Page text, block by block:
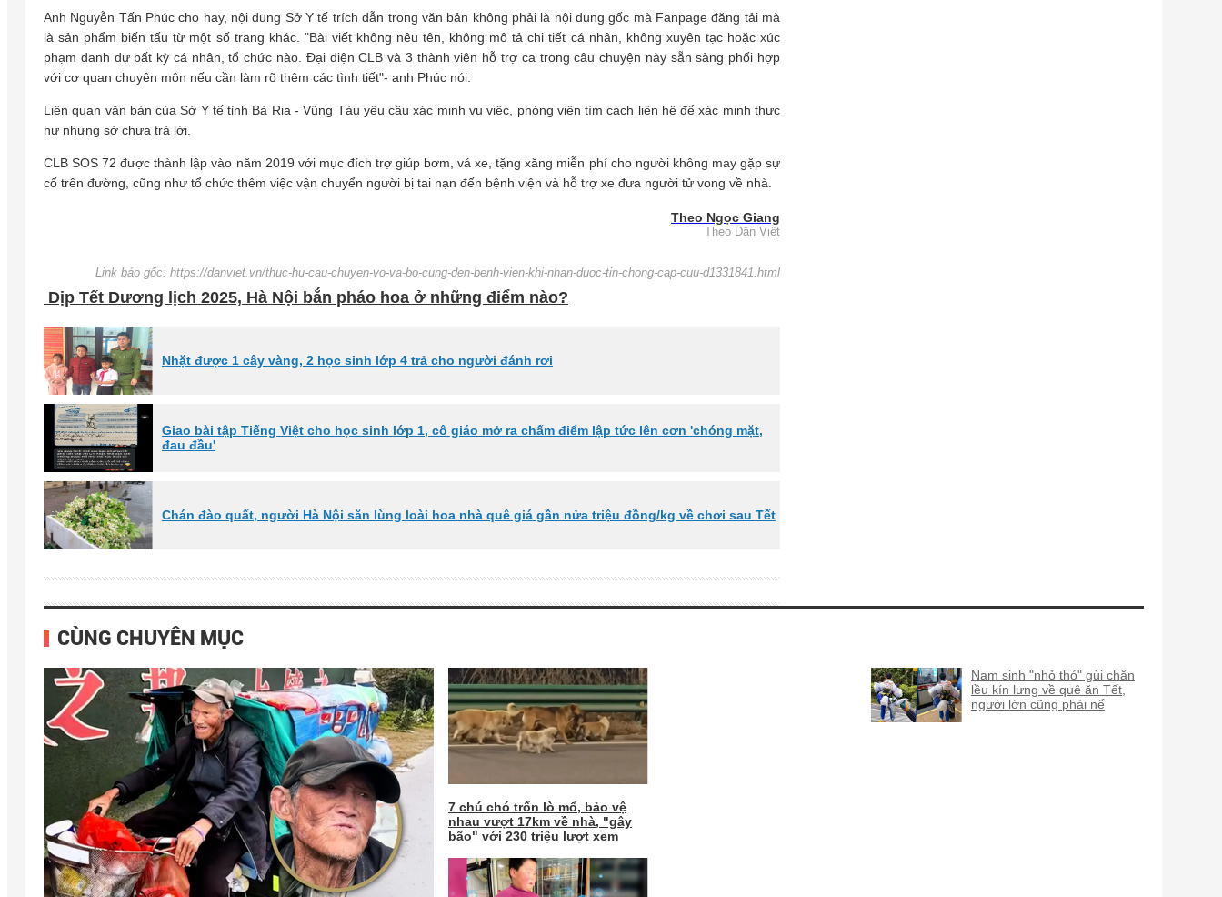
Anh Nguyễn Tấn Phúc cho hay, nội dung Sở Y tế trích dẫn trong văn bản không phải là nội dung gốc mà Fanpage đăng tải mà
là sản phẩm biến tấu từ một số trang khác. "Bài viết không nêu tên, không mô tả chi tiết cá nhân, không xuyên tạc hoặc xúc
phạm danh dự bất kỳ cá nhân, tổ chức nào. Đại diện CLB và 3 thành viên hỗ trợ ca trong câu chuyện này sẵn sàng phối hợp
với cơ quan chuyên môn nếu cần làm rõ thêm các tình tiết"- anh Phúc nói.
Liên quan văn bản của Sở Y tế tỉnh Bà Rịa - Vũng Tàu yêu cầu xác minh vụ việc, phóng viên tìm cách liên hệ để xác minh thực
hư nhưng sở chưa trả lời.
CLB SOS 72 được thành lập vào năm 2019 với mục đích trợ giúp bơm, vá xe, tặng xăng miễn phí cho người không may gặp sự
cố trên đường, cũng như tổ chức thêm việc vận chuyển người bị tai nạn đến bệnh viện và hỗ trợ xe đưa người tử vong về nhà.
Theo Ngọc Giang
Theo Dân Việt
Link báo gốc: https://danviet.vn/thuc-hu-cau-chuyen-vo-va-bo-cung-den-benh-vien-khi-nhan-duoc-tin-chong-cap-cuu-d1331841.html
Dịp Tết Dương lịch 2025, Hà Nội bắn pháo hoa ở những điểm nào?
Nhặt được 1 cây vàng, 2 học sinh lớp 4 trả cho người đánh rơi
Giao bài tập Tiếng Việt cho học sinh lớp 1, cô giáo mở ra chấm điểm lập tức lên cơn 'chóng mặt,
đau đầu'
Chán đào quất, người Hà Nội săn lùng loài hoa nhà quê giá gần nửa triệu đồng/kg về chơi sau Tết
CÙNG CHUYÊN MỤC
7 chú chó trốn lò mổ, bảo vệ
nhau vượt 17km về nhà, "gây
bão" với 230 triệu lượt xem
Nam sinh "nhỏ thó" gùi chăn
lều kín lưng về quê ăn Tết,
người lớn cũng phải nể